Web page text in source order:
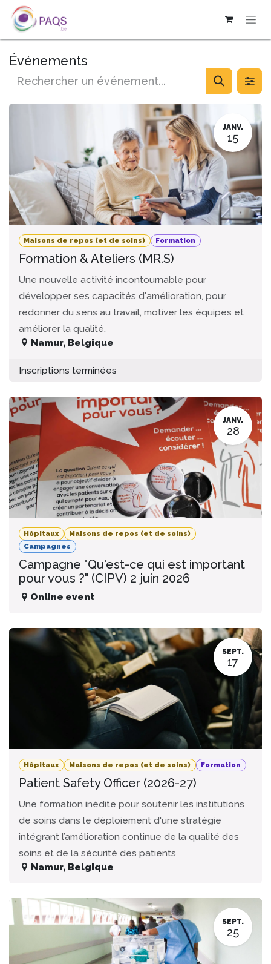
SE RENDRE AU CONTENU
Événements
JANV.
15
Maisons de repos (et de soins) Formation
Formation & Ateliers (MR.S)
Une nouvelle activité incontournable pour
développer ses capacités d'amélioration, pour
redonner du sens au travail, motiver les équipes et
améliorer la qualité.
Namur, Belgique
Inscriptions terminées
JANV.
28
Hôpitaux
Maisons de repos (et de soins)
Campagnes
Campagne "Qu'est-ce qui est important
pour vous ?" (CIPV) 2 juin 2026
Online event
SEPT.
17
Hôpitaux Maisons de repos (et de soins) Formation
Patient Safety Officer (2026-27)
Une formation inédite pour soutenir les institutions
de soins dans le déploiement d'une stratégie
intégrant l’amélioration continue de la qualité des
soins et de la sécurité des patients
Namur, Belgique
SEPT.
25